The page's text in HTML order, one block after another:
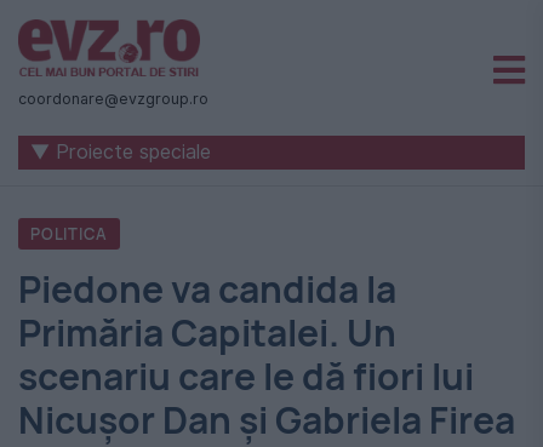
Știri
naționale
internaționale
România
-
Evenimentul
Zilei
coordonare@evzgroup.ro
▼ Proiecte speciale
POLITICA
Piedone va candida la
Primăria Capitalei. Un
scenariu care le dă fiori lui
Nicușor Dan și Gabriela Firea